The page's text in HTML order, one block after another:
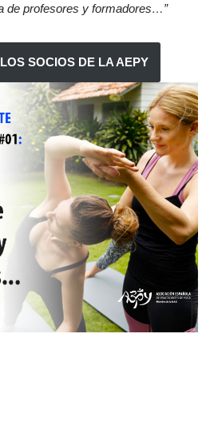
de profesores y formadores…”
SOCIOS DE LA AEPY